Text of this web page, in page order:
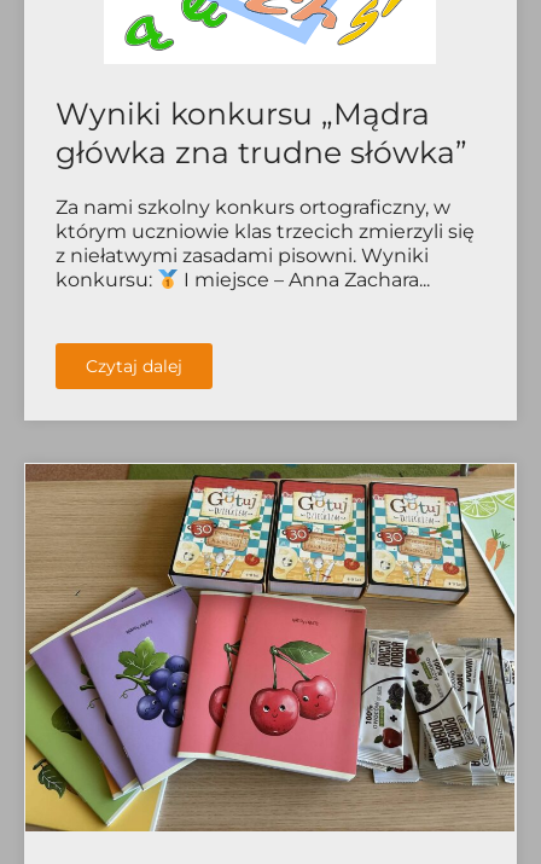
Wyniki konkursu „Mądra
główka zna trudne słówka”
Za nami szkolny konkurs ortograficzny, w
którym uczniowie klas trzecich zmierzyli się
z niełatwymi zasadami pisowni. Wyniki
konkursu:
I miejsce – Anna Zachara...
Czytaj dalej